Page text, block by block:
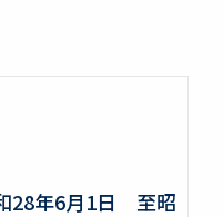
28年6月1日 至昭